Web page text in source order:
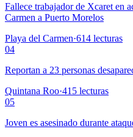
Fallece trabajador de Xcaret en
Carmen a Puerto Morelos
Playa del Carmen·614 lecturas
04
Reportan a 23 personas
Quintana Roo·415 lecturas
05
Joven es asesinado durante